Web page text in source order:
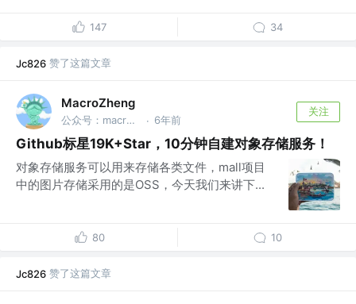
147 34
Jc826 赞了这篇文章
MacroZheng
公众号：macrozheng · 6年前
关注
Github标星19K+Star，10分钟自建对象存储服务！
对象存储服务可以用来存储各类文件，mall项目
中的图片存储采用的是OSS，今天我们来讲下...
80 10
Jc826 赞了这篇文章